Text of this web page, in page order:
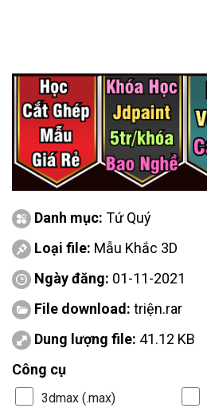
Danh mục: Tứ Quý
Loại file: Mẫu Khắc 3D
Ngày đăng: 01-11-2021
File download: triện.rar
Dung lượng file: 41.12 KB
Công cụ
3dmax (.max)